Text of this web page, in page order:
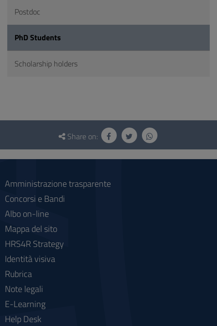
Postdoc
PhD Students
Scholarship holders
Questionnaire
social
Share on:
Amministrazione trasparente
Concorsi e Bandi
Albo on-line
Mappa del sito
HRS4R Strategy
Identità visiva
Rubrica
Note legali
E-Learning
Help Desk